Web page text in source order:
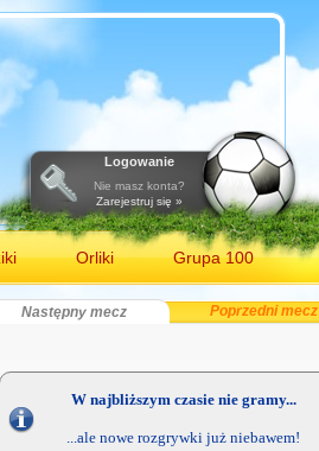
Logowanie
Nie masz konta?
Zarejestruj się »
Orliki Grupa 100
Następny mecz Poprzedni mecz
W najbliższym czasie nie gramy...
...ale nowe rozgrywki już niebawem!